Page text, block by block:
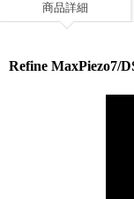
商品詳細
Refine MaxPiezo7/